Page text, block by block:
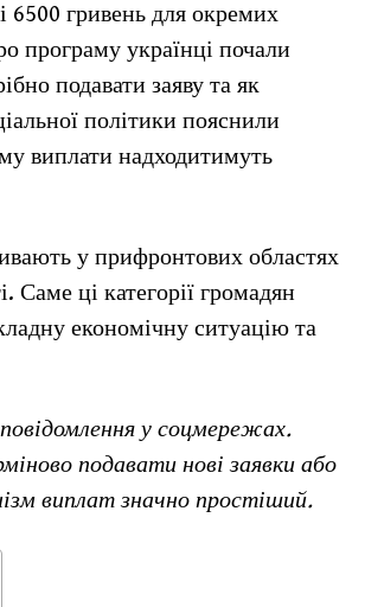
6500 гривень для окремих
програму українці почали
подавати заяву та як
політики пояснили
виплати надходитимуть
у прифронтових областях
Саме ці категорії громадян
економічну ситуацію та
у соцмережах.
подавати нові заявки або
виплат значно простіший.